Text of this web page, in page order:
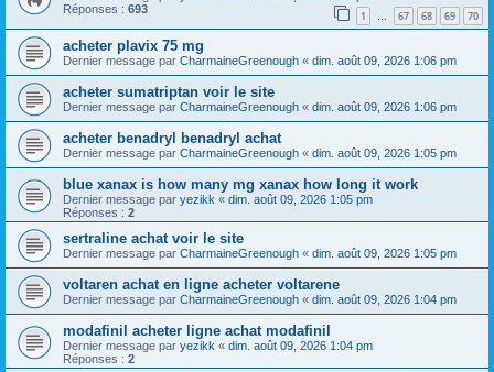
Réponses : 693 1 … 67 68 69 70
acheter plavix 75 mg
Dernier message par CharmaineGreenough « dim. août 09, 2026 1:06 pm
acheter sumatriptan voir le site
Dernier message par CharmaineGreenough « dim. août 09, 2026 1:06 pm
acheter benadryl benadryl achat
Dernier message par CharmaineGreenough « dim. août 09, 2026 1:05 pm
blue xanax is how many mg xanax how long it work
Dernier message par yezikk « dim. août 09, 2026 1:05 pm
Réponses : 2
sertraline achat voir le site
Dernier message par CharmaineGreenough « dim. août 09, 2026 1:05 pm
voltaren achat en ligne acheter voltarene
Dernier message par CharmaineGreenough « dim. août 09, 2026 1:04 pm
modafinil acheter ligne achat modafinil
Dernier message par yezikk « dim. août 09, 2026 1:04 pm
Réponses : 2